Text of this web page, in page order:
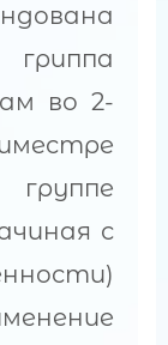
во 2-
с